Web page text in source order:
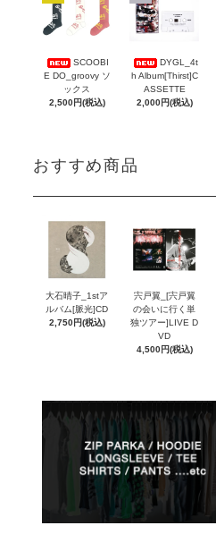
SCOOBI
E DO_groovy ソ
ックス
2,500円(税込)
DYGL_4t
h Album[Thirst]C
ASSETTE
2,000円(税込)
おすすめ商品
大石晴子_1stア
ルバム[脈光]CD
2,750円(税込)
宍戸翼_[宍戸翼
の会いに行く単
独ツアー]LIVE D
VD
4,500円(税込)